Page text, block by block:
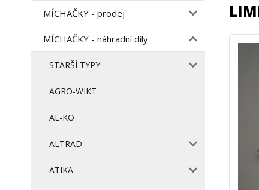
MÍCHAČKY - prodej
MÍCHAČKY - náhradní díly
STARŠÍ TYPY
AGRO-WIKT
AL-KO
ALTRAD
ATIKA